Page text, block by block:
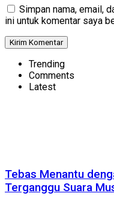
Simpan nama, email,
ini untuk komentar saya
Trending
Comments
Latest
Tebas Menantu
Terganggu Suara